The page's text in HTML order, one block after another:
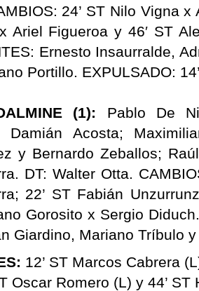
24’ ST Nilo Vigna
Ariel Figueroa y 46′ ST
Ernesto Insaurralde,
Portillo. EXPULSADO:
(1):
Pablo De
Damián Acosta;
y Bernardo Zeballos;
DT: Walter Otta.
22’ ST Fabián
Gorosito x Sergio
Giardino, Mariano Tríbulo
12’ ST Marcos Cabrera
Oscar Romero (L) y 44’